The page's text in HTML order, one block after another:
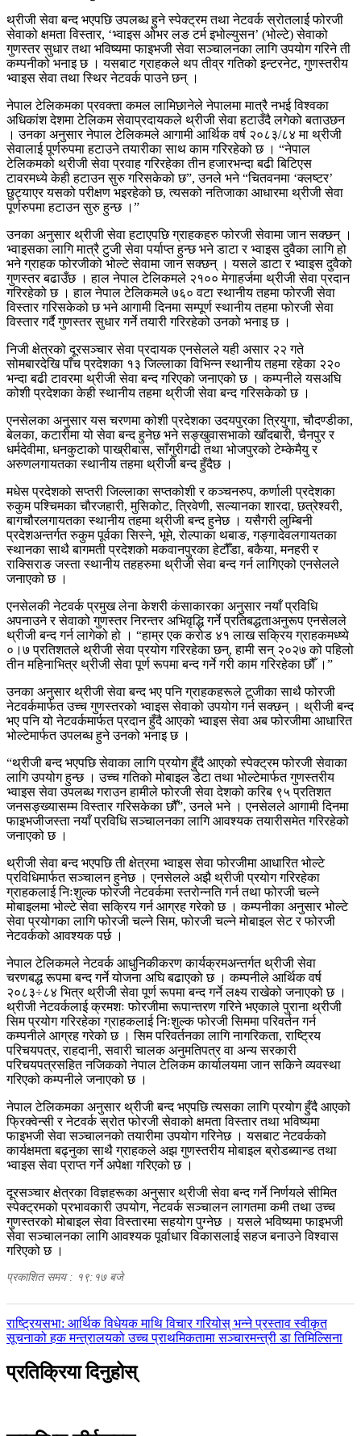
थ्रीजी सेवा बन्द भएपछि उपलब्ध हुने स्पेक्ट्रम तथा नेटवर्क स्रोतलाई फोरजी
सेवाको क्षमता विस्तार, ‘भ्वाइस ओभर लङ टर्म इभोल्युसन’ (भोल्टे) सेवाको
गुणस्तर सुधार तथा भविष्यमा फाइभजी सेवा सञ्चालनका लागि उपयोग गरिने ती
कम्पनीको भनाइ छ । यसबाट ग्राहकले थप तीव्र गतिको इन्टरनेट, गुणस्तरीय
भ्वाइस सेवा तथा स्थिर नेटवर्क पाउने छन् ।
नेपाल टेलिकमका प्रवक्ता कमल लामिछानेले नेपालमा मात्रै नभई विश्वका
अधिकांश देशमा टेलिकम सेवाप्रदायकले थ्रीजी सेवा हटाउँदै लगेको बताउछन
। उनका अनुसार नेपाल टेलिकमले आगामी आर्थिक वर्ष २०८३/८४ मा थ्रीजी
सेवालाई पूर्णरुपमा हटाउने तयारीका साथ काम गरिरहेको छ । “नेपाल
टेलिकमको थ्रीजी सेवा प्रवाह गरिरहेका तीन हजारभन्दा बढी बिटिएस
टावरमध्ये केही हटाउन सुरु गरिसकेको छ”, उनले भने “चितवनमा ‘क्लष्टर’
छुट्याएर यसको परीक्षण भइरहेको छ, त्यसको नतिजाका आधारमा थ्रीजी सेवा
पूर्णरुपमा हटाउन सुरु हुन्छ ।”
उनका अनुसार थ्रीजी सेवा हटाएपछि ग्राहकहरु फोरजी सेवामा जान सक्छन् ।
भ्वाइसका लागि मात्रै टुजी सेवा पर्याप्त हुन्छ भने डाटा र भ्वाइस दुवैका लागि हो
भने ग्राहक फोरजीको भोल्टे सेवामा जान सक्छन् । यसले डाटा र भ्वाइस दुवैको
गुणस्तर बढाउँछ । हाल नेपाल टेलिकमले २१०० मेगाहर्जमा थ्रीजी सेवा प्रदान
गरिरहेको छ । हाल नेपाल टेलिकमले ७६० वटा स्थानीय तहमा फोरजी सेवा
विस्तार गरिसकेको छ भने आगामी दिनमा सम्पूर्ण स्थानीय तहमा फोरजी सेवा
विस्तार गर्दै गुणस्तर सुधार गर्ने तयारी गरिरहेको उनको भनाइ छ ।
निजी क्षेत्रको दूरसञ्चार सेवा प्रदायक एनसेलले यही असार २२ गते
सोमबारदेखि पाँच प्रदेशका १३ जिल्लाका विभिन्न स्थानीय तहमा रहेका २२०
भन्दा बढी टावरमा थ्रीजी सेवा बन्द गरिएको जनाएको छ । कम्पनीले यसअघि
कोशी प्रदेशका केही स्थानीय तहमा थ्रीजी सेवा बन्द गरिसकेको छ ।
एनसेलका अनुसार यस चरणमा कोशी प्रदेशका उदयपुरका त्रियुगा, चौदण्डीका,
बेलका, कटारीमा यो सेवा बन्द हुनेछ भने सङ्खुवासभाको खाँदबारी, चैनपुर र
धर्मदेवीमा, धनकुटाको पाख्रीबास, साँगुरीगढी तथा भोजपुरको टेम्केमैयु र
अरुणलगायतका स्थानीय तहमा थ्रीजी बन्द हुँदैछ ।
मधेस प्रदेशको सप्तरी जिल्लाका सप्तकोशी र कञ्चनरुप, कर्णाली प्रदेशका
रुकुम पश्चिमका चौरजहारी, मुसिकोट, त्रिवेणी, सल्यानका शारदा, छत्रेश्वरी,
बागचौरलगायतका स्थानीय तहमा थ्रीजी बन्द हुनेछ । यसैगरी लुम्बिनी
प्रदेशअन्तर्गत रुकुम पूर्वका सिस्ने, भूमे, रोल्पाका थबाङ, गङ्गादेवलगायतका
स्थानका साथै बागमती प्रदेशको मकवानपुरका हेटौँडा, बकैया, मनहरी र
राक्सिराङ जस्ता स्थानीय तहहरुमा थ्रीजी सेवा बन्द गर्न लागिएको एनसेलले
जनाएको छ ।
एनसेलकी नेटवर्क प्रमुख लेना केशरी कंसाकारका अनुसार नयाँ प्रविधि
अपनाउने र सेवाको गुणस्तर निरन्तर अभिवृद्धि गर्ने प्रतिबद्धताअनुरूप एनसेलले
थ्रीजी बन्द गर्न लागेको हो । “हाम्र एक करोड ४१ लाख सक्रिय ग्राहकमध्ष्ये
०।७ प्रतिशतले थ्रीजी सेवा प्रयोग गरिरहेका छन्, हामी सन् २०२७ को पहिलो
तीन महिनाभित्र थ्रीजी सेवा पूर्ण रूपमा बन्द गर्ने गरी काम गरिरहेका छौँ ।”
उनका अनुसार थ्रीजी सेवा बन्द भए पनि ग्राहकहरूले टूजीका साथै फोरजी
नेटवर्कमार्फत उच्च गुणस्तरको भ्वाइस सेवाको उपयोग गर्न सक्छन् । थ्रीजी बन्द
भए पनि यो नेटवर्कमार्फत प्रदान हुँदै आएको भ्वाइस सेवा अब फोरजीमा आधारित
भोल्टेमार्फत उपलब्ध हुने उनको भनाइ छ ।
“थ्रीजी बन्द भएपछि सेवाका लागि प्रयोग हुँदै आएको स्पेक्ट्रम फोरजी सेवाका
लागि उपयोग हुन्छ । उच्च गतिको मोबाइल डेटा तथा भोल्टेमार्फत गुणस्तरीय
भ्वाइस सेवा उपलब्ध गराउन हामीले फोरजी सेवा देशको करिब ९५ प्रतिशत
जनसङ्ख्यासम्म विस्तार गरिसकेका छौँ”, उनले भने । एनसेलले आगामी दिनमा
फाइभजीजस्ता नयाँ प्रविधि सञ्चालनका लागि आवश्यक तयारीसमेत गरिरहेको
जनाएको छ ।
थ्रीजी सेवा बन्द भएपछि ती क्षेत्रमा भ्वाइस सेवा फोरजीमा आधारित भोल्टे
प्रविधिमार्फत सञ्चालन हुनेछ । एनसेलले अझै थ्रीजी प्रयोग गरिरहेका
ग्राहकलाई निःशुल्क फोरजी नेटवर्कमा स्तरोन्नति गर्न तथा फोरजी चल्ने
मोबाइलमा भोल्टे सेवा सक्रिय गर्न आग्रह गरेको छ । कम्पनीका अनुसार भोल्टे
सेवा प्रयोगका लागि फोरजी चल्ने सिम, फोरजी चल्ने मोबाइल सेट र फोरजी
नेटवर्कको आवश्यक पर्छ ।
नेपाल टेलिकमले नेटवर्क आधुनिकीकरण कार्यक्रमअन्तर्गत थ्रीजी सेवा
चरणबद्ध रूपमा बन्द गर्ने योजना अघि बढाएको छ । कम्पनीले आर्थिक वर्ष
२०८३÷८४ भित्र थ्रीजी सेवा पूर्ण रूपमा बन्द गर्ने लक्ष्य राखेको जनाएको छ ।
थ्रीजी नेटवर्कलाई क्रमशः फोरजीमा रूपान्तरण गरिने भएकाले पुराना थ्रीजी
सिम प्रयोग गरिरहेका ग्राहकलाई निःशुल्क फोरजी सिममा परिवर्तन गर्न
कम्पनीले आग्रह गरेको छ । सिम परिवर्तनका लागि नागरिकता, राष्ट्रिय
परिचयपत्र, राहदानी, सवारी चालक अनुमतिपत्र वा अन्य सरकारी
परिचयपत्रसहित नजिकको नेपाल टेलिकम कार्यालयमा जान सकिने व्यवस्था
गरिएको कम्पनीले जनाएको छ ।
नेपाल टेलिकमका अनुसार थ्रीजी बन्द भएपछि त्यसका लागि प्रयोग हुँदै आएको
फ्रिक्वेन्सी र नेटवर्क स्रोत फोरजी सेवाको क्षमता विस्तार तथा भविष्यमा
फाइभजी सेवा सञ्चालनको तयारीमा उपयोग गरिनेछ । यसबाट नेटवर्कको
कार्यक्षमता बढ्नुका साथै ग्राहकले अझ गुणस्तरीय मोबाइल ब्रोडब्यान्ड तथा
भ्वाइस सेवा प्राप्त गर्ने अपेक्षा गरिएको छ ।
दूरसञ्चार क्षेत्रका विज्ञहरूका अनुसार थ्रीजी सेवा बन्द गर्ने निर्णयले सीमित
स्पेक्ट्रमको प्रभावकारी उपयोग, नेटवर्क सञ्चालन लागतमा कमी तथा उच्च
गुणस्तरको मोबाइल सेवा विस्तारमा सहयोग पुग्नेछ । यसले भविष्यमा फाइभजी
सेवा सञ्चालनका लागि आवश्यक पूर्वाधार विकासलाई सहज बनाउने विश्वास
गरिएको छ ।
प्रकाशित समय : १९:१७ बजे
पछिल्लाे
-
राष्ट्रियसभा: आर्थिक विधेयक माथि विचार गरियोस् भन्ने प्रस्ताव स्वीकृत
अघिल्लाे
सूचनाको हक मन्त्रालयको उच्च प्राथमिकतामा सञ्चारमन्त्री डा तिमिल्सिना
प्रतिक्रिया दिनुहोस्